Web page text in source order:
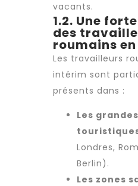
vacants.
1.2. Une
des
roumains en
Les travailleurs
intérim sont
présents dans :
Les
Londres,
Berlin).
Les zones